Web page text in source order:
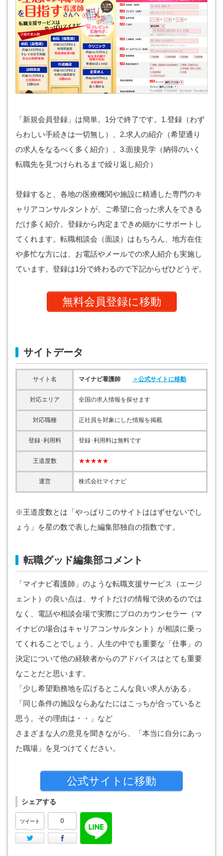
「新規会員登録」は簡単。1分で終了です。1.登録（わず
らわしい手続きは一切無し）、2.求人の紹介（希望通り
の求人をなるべく多く紹介）、3.面接見学（納得のいく
転職先を見つけられるまで繰り返し紹介）
登録すると、各地の医療機関や施設に精通した専門のキ
ャリアコンサルタントが、ご希望に合った求人をできる
だけ多く紹介。登録から内定まできめ細かにサポートし
てくれます。転職相談会（面談）はもちろん、地方在住
や多忙な方には、お電話やメールでの求人紹介も実施し
ています。登録は1分で終わるので下記からぜひどうぞ。
無料会員登録に移動
サイトデータ
サイト名 マイナビ看護師 ＞公式サイトに移動
対応エリア 全国の求人情報を探せます
対応職種 正社員を対象にした情報を掲載
登録･利用料 登録･利用料は無料です
王道度数 ★★★★★
運営 株式会社マイナビ
※王道度数とは「やっぱりこのサイトははずせないでし
ょう」を星の数で表した編集部独自の指数です。
転職グッド編集部コメント
「マイナビ看護師」のような転職支援サービス（エージ
ェント）の良い点は、サイトだけの情報で決めるのでは
なく、電話や相談会場で実際にプロのカウンセラー（マ
イナビの場合はキャリアコンサルタント）が相談に乗っ
てくれることでしょう。人生の中でも重要な「仕事」の
決定について他の経験者からのアドバイスはとても重要
なことだと思います。
「少し希望勤務地を広げるとこんな良い求人がある」
「同じ条件の施設ならあなたにはこっちが合っていると
思う。その理由は・・」など
さまざまな人の意見を聞きながら、「本当に自分にあっ
た職場」を見つけてください。
公式サイトに移動
シェアする
ツイート
Twitter
0
Facebook